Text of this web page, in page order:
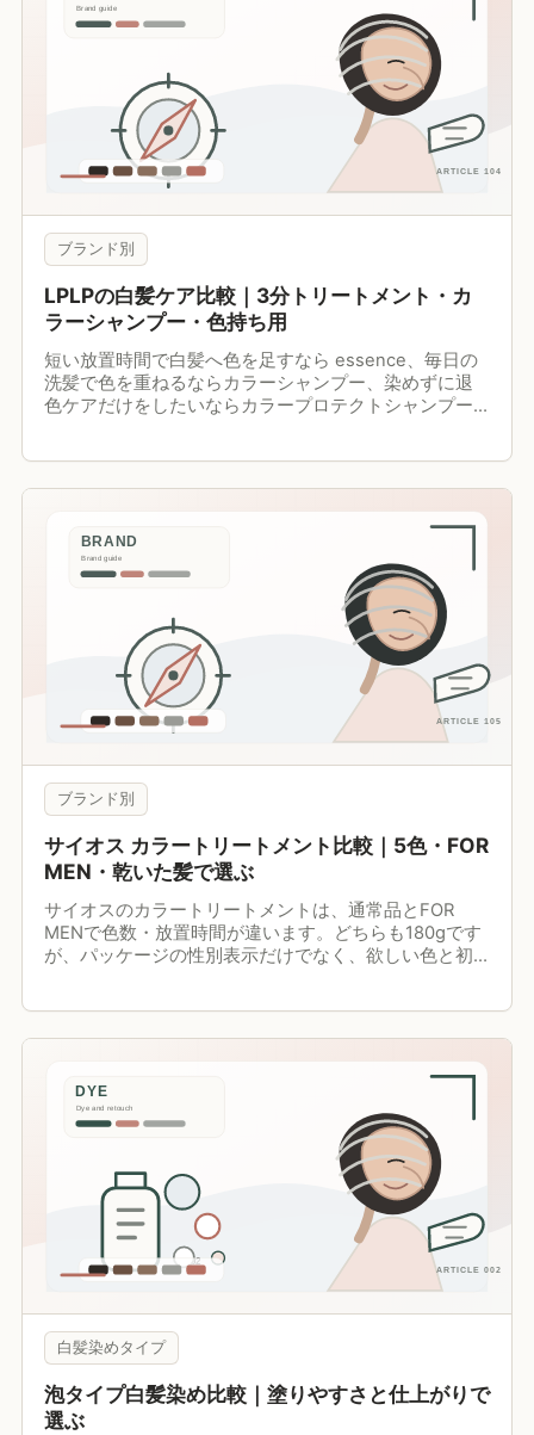
ブランド別
LPLPの白髪ケア比較｜3分トリートメント・カ
ラーシャンプー・色持ち用
短い放置時間で白髪へ色を足すなら essence、毎日の
洗髪で色を重ねるならカラーシャンプー、染めずに退
色ケアだけをしたいならカラープロテクトシャンプー
ブランド別
サイオス カラートリートメント比較｜5色・FOR
MEN・乾いた髪で選ぶ
サイオスのカラートリートメントは、通常品とFOR
MENで色数・放置時間が違います。どちらも180gです
が、パッケージの性別表示だけでなく、欲しい色と初
白髪染めタイプ
泡タイプ白髪染め比較｜塗りやすさと仕上がりで
選ぶ